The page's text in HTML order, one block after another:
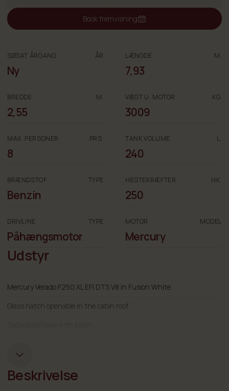
Book fremvisning
SØSAT ÅRGANG ÅR
Ny
LÆNGDE M.
7,93
BREDDE M.
2,55
VÆGT U. MOTOR KG.
3009
MAX. PERSONER PRS.
8
TANK VOLUME L.
240
BRÆNDSTOF TYPE
Benzin
HESTEKRÆFTER HK.
250
DRIVLINE TYPE
Påhængsmotor
MOTOR MODEL
Mercury
Udstyr
Mercury Verado F250 XL EFI DTS V8 in Fusion White
Glass hatch openable in the cabin roof.
Zipwake dynamic trim control system
Beskrivelse